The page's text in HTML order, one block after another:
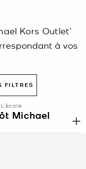
Kors Outlet’
à vos
FILTRES
Michael
propose les sacs à
conçus pour